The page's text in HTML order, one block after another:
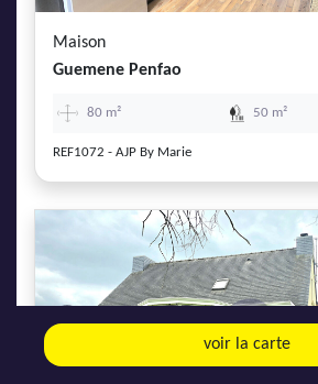
Maison
Guemene Penfao
80 m² 50 m²
REF1072 - AJP By Marie
voir la carte